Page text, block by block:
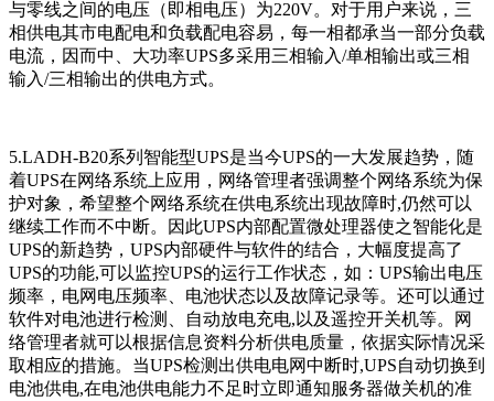
与零线之间的电压（即相电压）为220V。对于用户来说，三
相供电其市电配电和负载配电容易，每一相都承当一部分负载
电流，因而中、大功率UPS多采用三相输入/单相输出或三相
输入/三相输出的供电方式。
5.LADH-B20系列智能型UPS是当今UPS的一大发展趋势，随
着UPS在网络系统上应用，网络管理者强调整个网络系统为保
护对象，希望整个网络系统在供电系统出现故障时,仍然可以
继续工作而不中断。因此UPS内部配置微处理器使之智能化是
UPS的新趋势，UPS内部硬件与软件的结合，大幅度提高了
UPS的功能,可以监控UPS的运行工作状态，如：UPS输出电压
频率，电网电压频率、电池状态以及故障记录等。还可以通过
软件对电池进行检测、自动放电充电,以及遥控开关机等。网
络管理者就可以根据信息资料分析供电质量，依据实际情况采
取相应的措施。当UPS检测出供电电网中断时,UPS自动切换到
电池供电,在电池供电能力不足时立即通知服务器做关机的准